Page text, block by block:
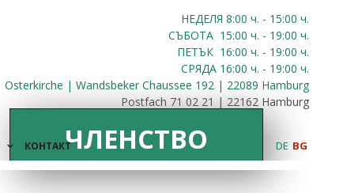
НЕДЕЛЯ 8:00 ч. - 15:00 ч.
СЪБОТА 15:00 ч. - 19:00 ч.
ПЕТЪК 16:00 ч. - 19:00 ч.
СРЯДА 16:00 ч. - 19:00 ч.
Osterkirche | Wandsbeker Chaussee 192 | 22089 Hamburg
Postfach 71 02 21 | 22162 Hamburg
КОНТАКТ DE BG
ЧЛЕНСТВО